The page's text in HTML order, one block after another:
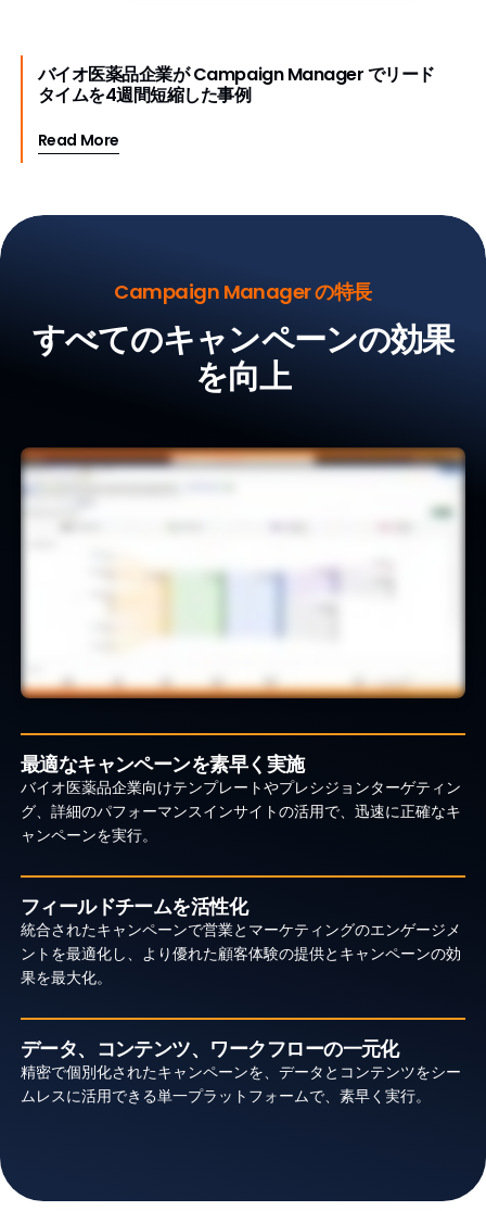
バイオ医薬品企業が Campaign Manager でリード
タイムを4週間短縮した事例
Read More
Campaign Manager の特長
すべてのキャンペーンの効果
を向上
最適なキャンペーンを素早く実施
バイオ医薬品企業向けテンプレートやプレシジョンターゲティン
グ、詳細のパフォーマンスインサイトの活用で、迅速に正確なキ
ャンペーンを実行。
フィールドチームを活性化
統合されたキャンペーンで営業とマーケティングのエンゲージメ
ントを最適化し、より優れた顧客体験の提供とキャンペーンの効
果を最大化。
データ、コンテンツ、ワークフローの一元化
精密で個別化されたキャンペーンを、データとコンテンツをシー
ムレスに活用できる単一プラットフォームで、素早く実行。